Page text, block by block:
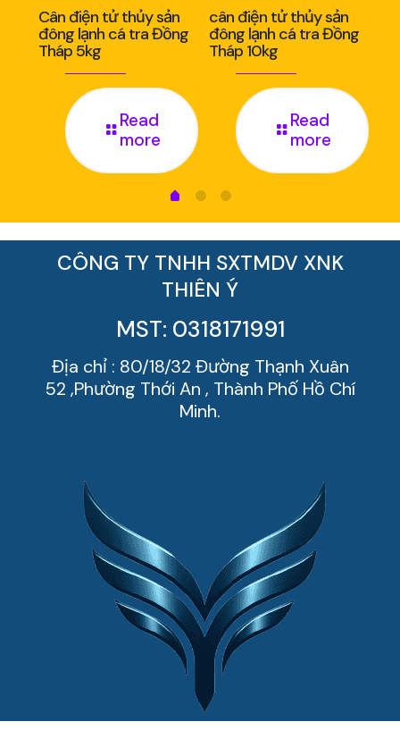
Cân điện tử thủy sản
đông lạnh cá tra Đồng
Tháp 5kg
Read
more
cân điện tử thủy sản
đông lạnh cá tra Đồng
Tháp 10kg
Read
more
CÔNG TY TNHH SXTMDV XNK
THIÊN Ý
MST: 0318171991
Địa chỉ : 80/18/32 Đường Thạnh Xuân
52 ,Phường Thới An , Thành Phố Hồ Chí
Minh.